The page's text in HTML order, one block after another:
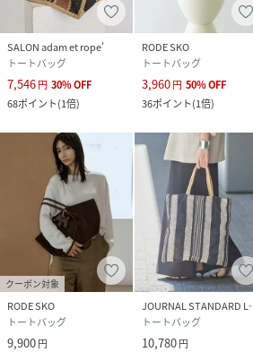
性別タイプ レディース
本体 :
ポリプロピレン55%,ポ
分 :
分類外繊維(紙)100%
サイズ
品番
RZ1051_XX26230
XX26230-2220309-dn-
SALON adam et rope'
トートバッグ
7,546円 30%OFF
68ポイント(1倍)
RODE SKO
トートバッグ
3,960円 50%OFF
36ポイント(1倍)
クーポン対象
RODE SKO
トートバッグ
9,900円
トートバッグ
10,780円